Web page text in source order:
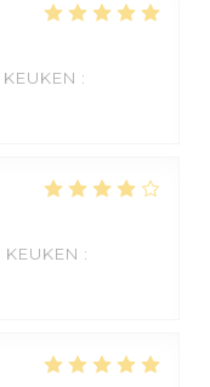
KEUKEN :
KEUKEN :